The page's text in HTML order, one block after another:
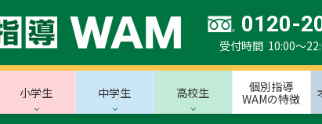
0120-
受付時間 10:00～
小学生 中学生 高校生
個別指導
WAMの特徴